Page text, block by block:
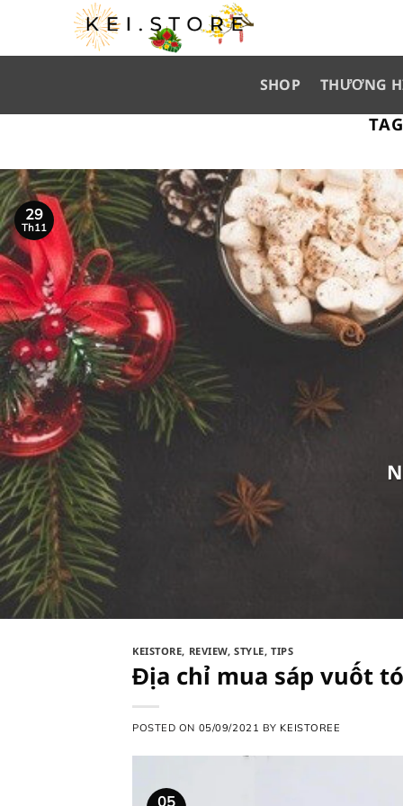
content
SHOP THƯƠNG
29
Th11
KEISTORE, REVIEW,STYLE,TIPS
Địa chỉ mua sáp vuốt
POSTED ON 05/09/2021 BY KEISTOREE
05